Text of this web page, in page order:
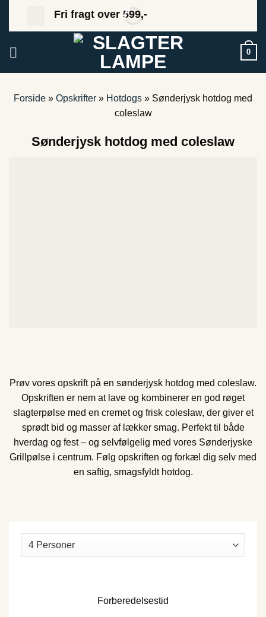
Fri fragt over 599,-
0
Forside » Opskrifter » Hotdogs » Sønderjysk hotdog med
coleslaw
Sønderjysk hotdog med coleslaw
Prøv vores opskrift på en sønderjysk hotdog med coleslaw.
Opskriften er nem at lave og kombinerer en god røget
slagterpølse med en cremet og frisk coleslaw, der giver et
sprødt bid og masser af lækker smag. Perfekt til både
hverdag og fest – og selvfølgelig med vores Sønderjyske
Grillpølse i centrum. Følg opskriften og forkæl dig selv med
en saftig, smagsfyldt hotdog.
Forberedelsestid